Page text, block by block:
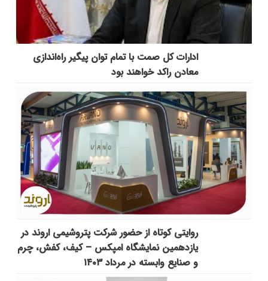
ادارات کل صمت با تمام توان پیگیر راه‌اندازی
معادن راکد خواهند بود
روایتی کوتاه از حضور شرکت پتروشیمی اروند در
یازدهمین نمایشگاه امپکس‌ – کیف، کفش، چرم
و صنایع وابسته در مرداد ۱۴۰۳